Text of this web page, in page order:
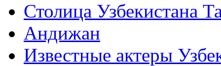
Столица Узбекистана
Андижан
Известные актеры